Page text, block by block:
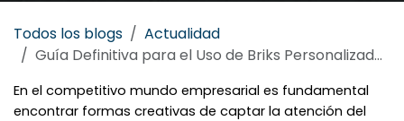
Todos los blogs
Actualidad
Guía Definitiva para el Uso de Briks Personalizados para Tu Negocio
En el competitivo mundo empresarial es fundamental
encontrar formas creativas de captar la atención del